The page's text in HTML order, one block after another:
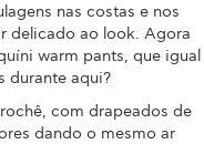
nas costas e nos
delicado ao look. Agora
warm pants, que igual
durante aqui?
com drapeados de
dando o mesmo ar